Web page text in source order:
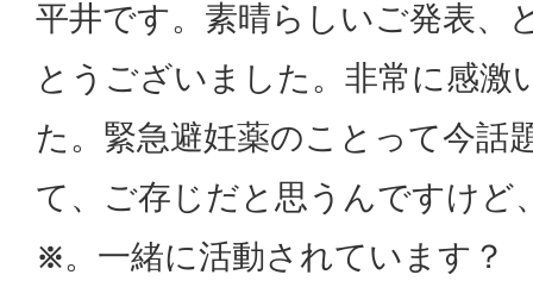
平井です。素晴らしいご発表、
とうございました。非常に感激
た。緊急避妊薬のことって今話
て、ご存じだと思うんですけど
※。一緒に活動されています？